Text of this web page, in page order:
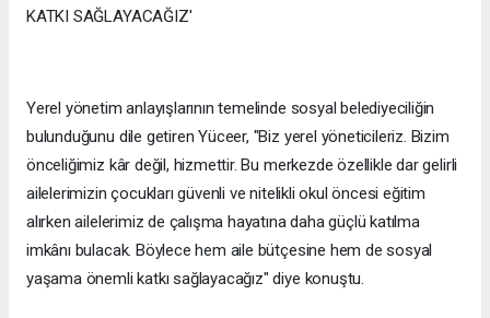
KATKI SAĞLAYACAĞIZ'
Yerel yönetim anlayışlarının temelinde sosyal belediyeciliğin
bulunduğunu dile getiren Yüceer, "Biz yerel yöneticileriz. Bizim
önceliğimiz kâr değil, hizmettir. Bu merkezde özellikle dar gelirli
ailelerimizin çocukları güvenli ve nitelikli okul öncesi eğitim
alırken ailelerimiz de çalışma hayatına daha güçlü katılma
imkânı bulacak. Böylece hem aile bütçesine hem de sosyal
yaşama önemli katkı sağlayacağız" diye konuştu.